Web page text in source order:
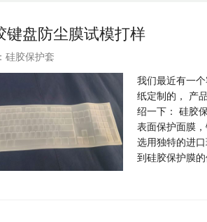
键盘防尘膜试模打样
硅胶保护套
我们最近有一
纸定制的， 产
绍一下： 硅胶
表面保护面膜
选用独特的进
到硅胶保护膜